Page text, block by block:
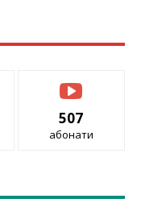
507
абонати